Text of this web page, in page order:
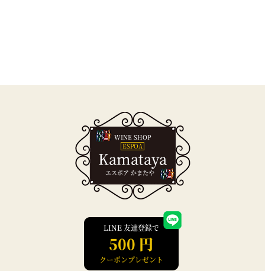
WINE SHOP
ESPOA
Kamataya
エスポア かまたや
LINE 友達登録で
500 円
クーポンプレゼント